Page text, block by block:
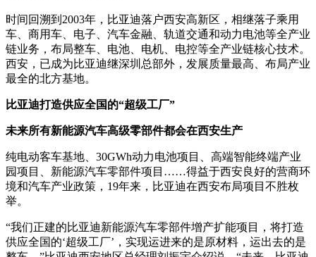
时间回溯到2003年，比亚迪落户西安高新区，相继落子乘用
车、商用车、电子、汽车金融、轨道交通和动力电池等全产业
链业务，布局整车、电池、电机、电控等全产业链核心技术。
西安，已成为比亚迪继深圳总部外，发展质量最高、布局产业
最全的北方基地。
比亚迪打造供应全国的“超级工厂”
未来所有新能源汽车高级零部件都会在西安生产
纯电动客车基地、30GWh动力电池项目、高端智能终端产业
园项目、新能源汽车零部件项目……得益于西安良好的营商环
境和汽车产业政策，19年来，比亚迪在西安布局项目不胜枚
举。
“我们正建的比亚迪新能源汽车零部件增产扩能项目，将打造
供应全国的‘超级工厂’，实现运进来的是原材料，运出去的是